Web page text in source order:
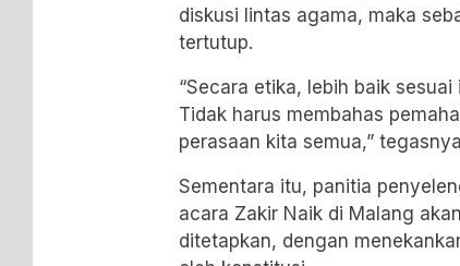
diskusi lintas agama, maka
tertutup.
“Secara etika, lebih baik
Tidak harus membahas
perasaan kita semua,”
Sementara itu, panitia
acara Zakir Naik di Malang
ditetapkan, dengan